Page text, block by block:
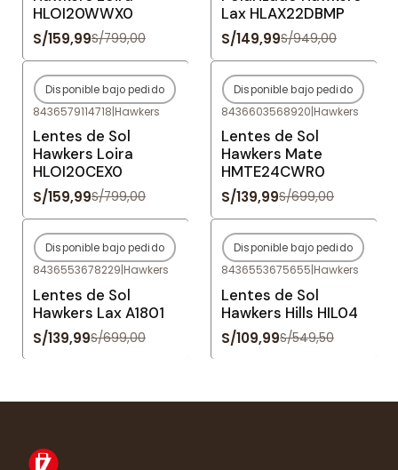
HLOI20WWX0
S/159,99S/799,00
Lax HLAX22DBMP
S/149,99S/949,00
-80%OFF
Agotado
Disponible bajo pedido
8436579114718|Hawkers
Lentes de Sol
Hawkers Loira
HLOI20CEX0
S/159,99S/799,00
-80%OFF
Agotado
Disponible bajo pedido
8436603568920|Hawkers
Lentes de Sol
Hawkers Mate
HMTE24CWR0
S/139,99S/699,00
-80%OFF
Agotado
Disponible bajo pedido
8436553678229|Hawkers
Lentes de Sol
Hawkers Lax A1801
S/139,99S/699,00
-80%OFF
Agotado
Disponible bajo pedido
8436553675655|Hawkers
Lentes de Sol
Hawkers Hills HIL04
S/109,99S/549,50